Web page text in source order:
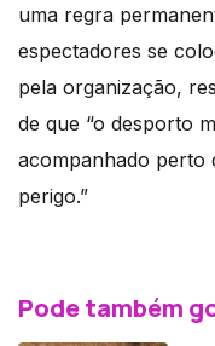
uma regra
espectadores se
pela organização,
de que “o desporto
acompanhado perto
perigo.”
Pode também